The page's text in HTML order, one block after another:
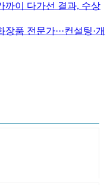
까이 다가선 결과, 수상
품 전문가···컨설팅·개